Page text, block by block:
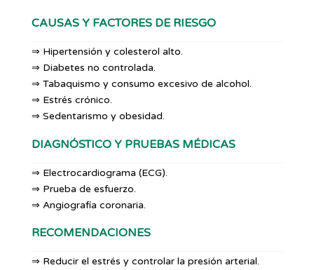
CAUSAS Y FACTORES DE RIESGO
⇒ Hipertensión y colesterol alto.
⇒ Diabetes no controlada.
⇒ Tabaquismo y consumo excesivo de alcohol.
⇒ Estrés crónico.
⇒ Sedentarismo y obesidad.
DIAGNÓSTICO Y PRUEBAS MÉDICAS
⇒ Electrocardiograma (ECG).
⇒ Prueba de esfuerzo.
⇒ Angiografía coronaria.
RECOMENDACIONES
⇒ Reducir el estrés y controlar la presión arterial.